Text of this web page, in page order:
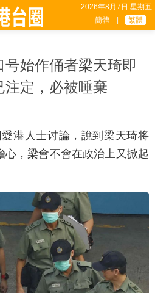
2026年8月7日 星期五
簡體
繁體
号始作俑者梁天琦即
定，必被唾棄
港人士讨論，說到梁天琦将
，梁會不會在政治上又掀起